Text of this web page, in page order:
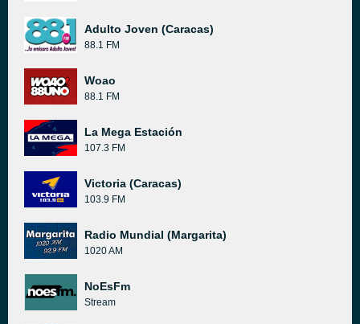
Adulto Joven (Caracas)
88.1 FM
Woao
88.1 FM
La Mega Estación
107.3 FM
Victoria (Caracas)
103.9 FM
Radio Mundial (Margarita)
1020 AM
NoEsFm
Stream